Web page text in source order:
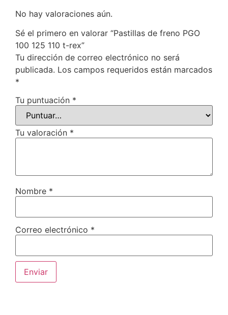
No hay valoraciones aún.
Sé el primero en valorar “Pastillas de freno PGO
100 125 110 t-rex”
Tu dirección de correo electrónico no será
publicada. Los campos requeridos están marcados
*
Tu puntuación *
Tu valoración *
Nombre *
Correo electrónico *